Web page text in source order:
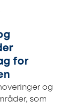
for
og
som